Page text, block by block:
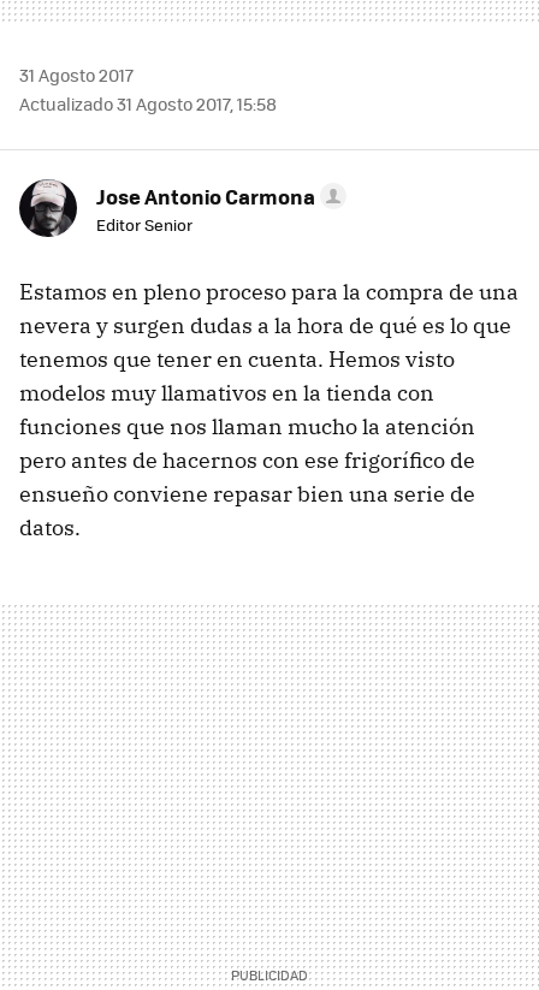
31 Agosto 2017
Actualizado 31 Agosto 2017, 15:58
Jose Antonio Carmona
Editor Senior
Estamos en pleno proceso para la compra de una
nevera y surgen dudas a la hora de qué es lo que
tenemos que tener en cuenta. Hemos visto
modelos muy llamativos en la tienda con
funciones que nos llaman mucho la atención
pero antes de hacernos con ese frigorífico de
ensueño conviene repasar bien una serie de
datos.